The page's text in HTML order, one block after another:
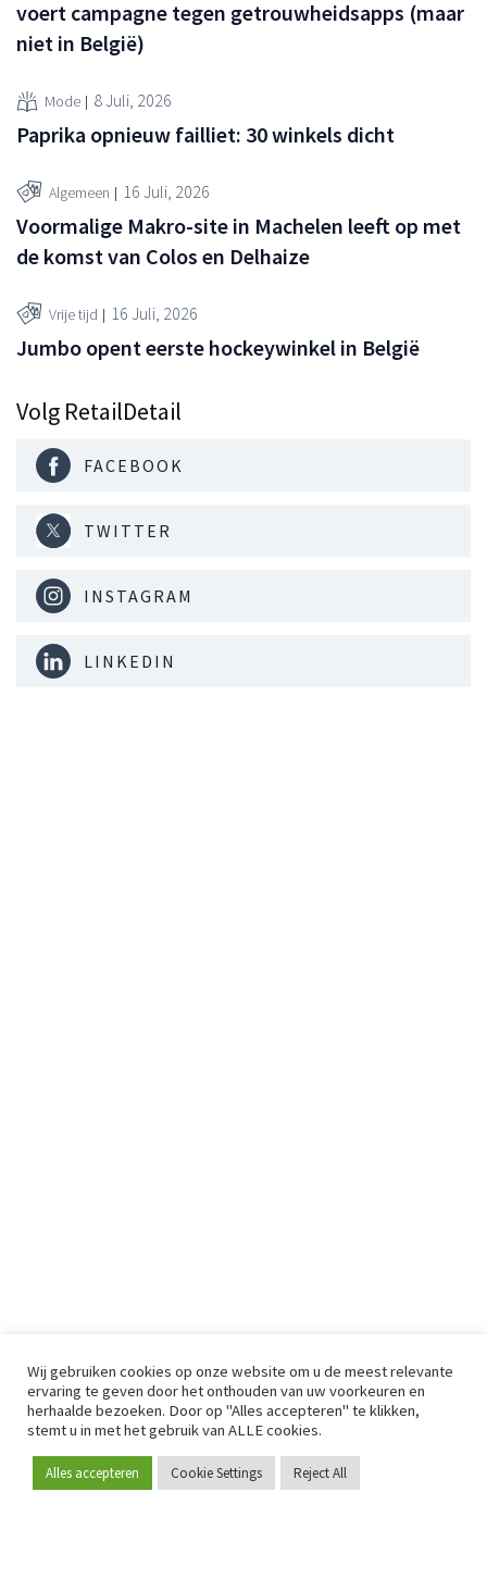
Word lid
voert campagne tegen getrouwheidsapps (maar
niet in België)
Mode 8 Juli, 2026
Paprika opnieuw failliet: 30 winkels dicht
Algemeen 16 Juli, 2026
Voormalige Makro-site in Machelen leeft op met
de komst van Colos en Delhaize
Vrije tijd 16 Juli, 2026
Jumbo opent eerste hockeywinkel in België
Volg RetailDetail
FACEBOOK
TWITTER
INSTAGRAM
LINKEDIN
Wij gebruiken cookies op onze website om u de meest relevante
ervaring te geven door het onthouden van uw voorkeuren en
herhaalde bezoeken. Door op "Alles accepteren" te klikken,
stemt u in met het gebruik van ALLE cookies.
Alles accepteren Cookie Settings Reject All